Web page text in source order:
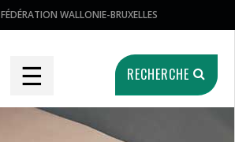
FÉDÉRATION WALLONIE-BRUXELLES
☰ RECHERCHE